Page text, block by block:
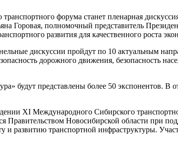
форума станет пленарная
Горовая, полномочный представитель
развития для качественного роста
дискуссии пройдут по 10 актуальным
дорожного движения, безопасность
будут представлены более 50 экспонентов. В
XI Международного Сибирского
Правительством Новосибирской области при
развитию транспортной инфраструктуры.